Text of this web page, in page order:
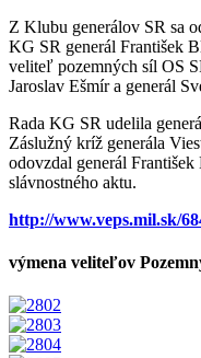
Z Klubu generálov SR sa
KG SR generál František
veliteľ pozemných síl OS
Jaroslav Ešmír a generál
Rada KG SR udelila
Záslužný kríž generála
odovzdal generál
slávnostného aktu.
http://www.veps.mil.sk/
výmena veliteľov